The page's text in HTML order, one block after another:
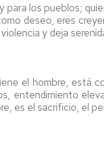
los pueblos;
deseo, eres
y deja
el hombre, está
entendimiento
es el sacrificio, el